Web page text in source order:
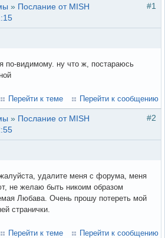
#1
» Послание от MISH
по-видимому. ну что ж, постараюсь
Перейти к теме Перейти к сообщению
#2
» Послание от MISH
удалите меня с форума, меня
не желаю быть никоим образом
Любава. Очень прошу потереть мой
странички.
Перейти к теме Перейти к сообщению